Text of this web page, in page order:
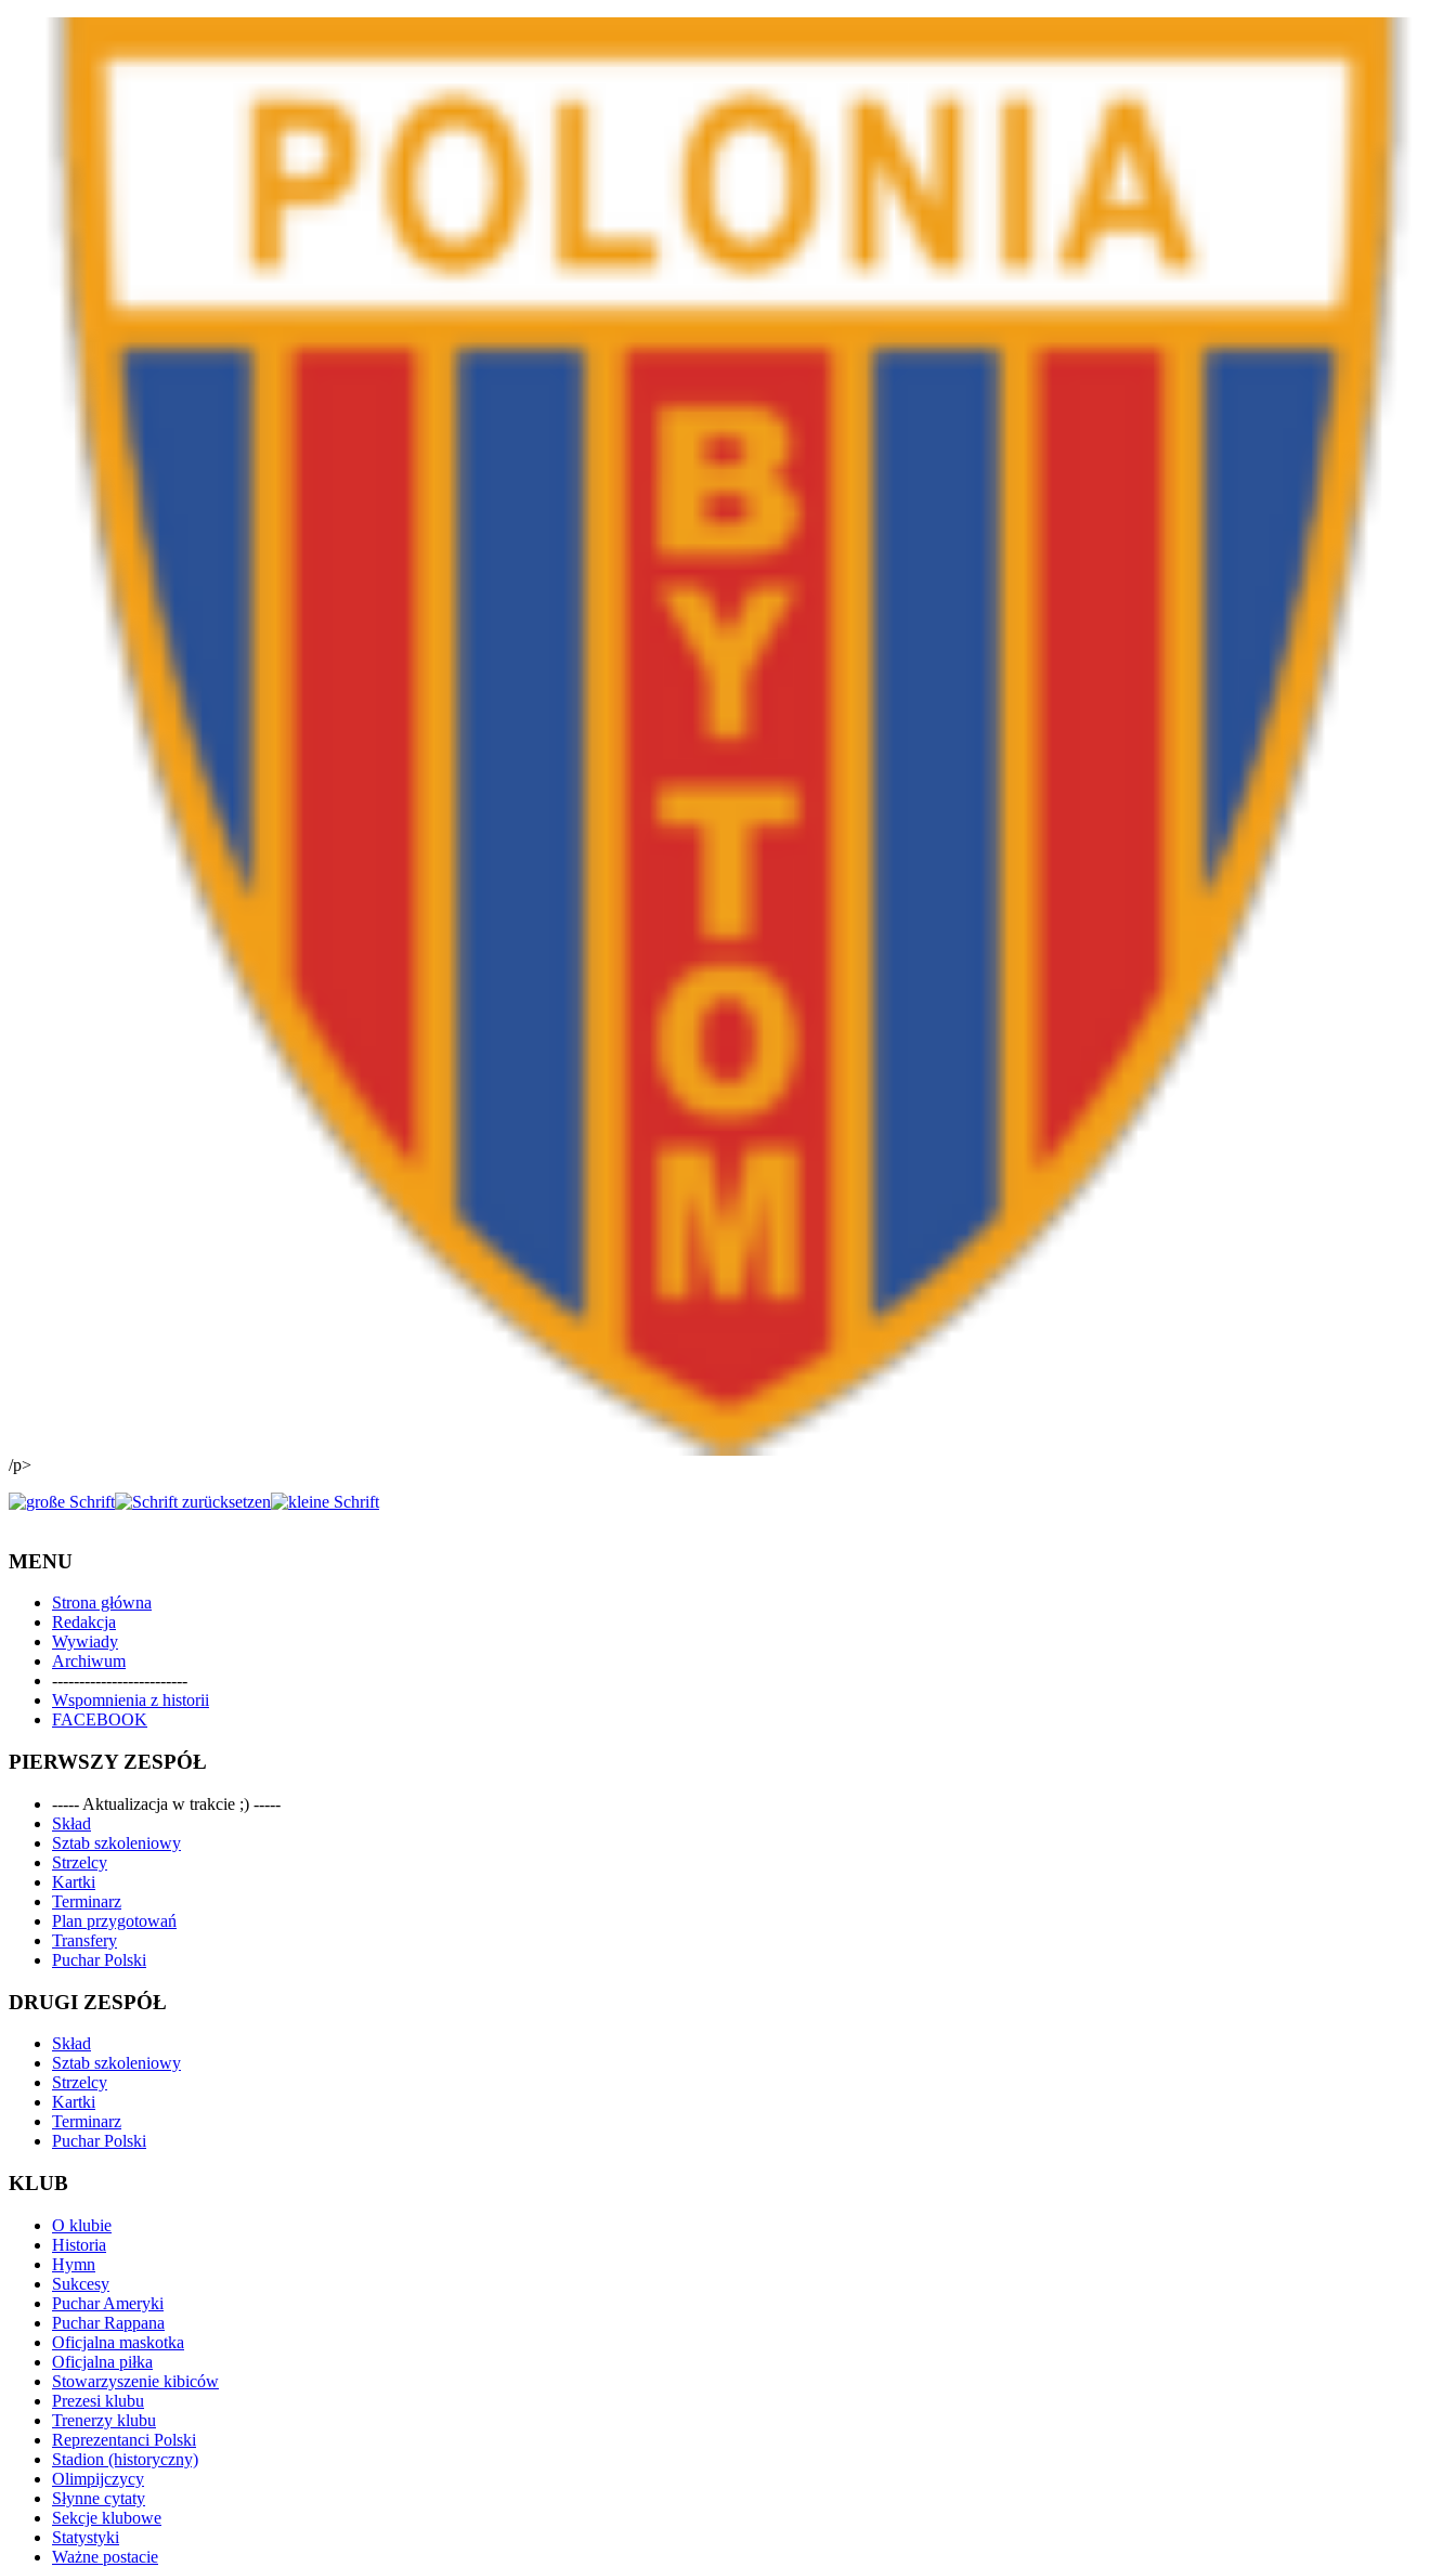
/p>
MENU
Strona główna
Redakcja
Wywiady
Archiwum
-------------------------
Wspomnienia z historii
FACEBOOK
PIERWSZY ZESPÓŁ
----- Aktualizacja w trakcie ;) -----
Skład
Sztab szkoleniowy
Strzelcy
Kartki
Terminarz
Plan przygotowań
Transfery
Puchar Polski
DRUGI ZESPÓŁ
Skład
Sztab szkoleniowy
Strzelcy
Kartki
Terminarz
Puchar Polski
KLUB
O klubie
Historia
Hymn
Sukcesy
Puchar Ameryki
Puchar Rappana
Oficjalna maskotka
Oficjalna piłka
Stowarzyszenie kibiców
Prezesi klubu
Trenerzy klubu
Reprezentanci Polski
Stadion (historyczny)
Olimpijczycy
Słynne cytaty
Sekcje klubowe
Statystyki
Ważne postacie